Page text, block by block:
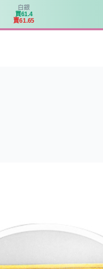
白銀
買61.4
賣61.65